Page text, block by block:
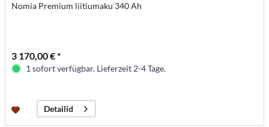
Nomia Premium liitiumaku 340 Ah
3 170,00 € *
1 sofort verfügbar. Lieferzeit 2-4 Tage.
Detailid